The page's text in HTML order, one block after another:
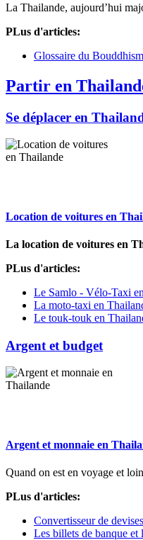
La Thailande, aujourd’hui
PLus d'articles:
Glossaire du
Partir en
Se déplacer en
Location de voitures en
La location de voitures en
PLus d'articles:
Le Samlo - Vélo-Taxi
La moto-taxi en
Le touk-touk en
Argent et budget
Argent et monnaie en
Quand on est en voyage et
PLus d'articles:
Convertisseur de
Les billets de banque et